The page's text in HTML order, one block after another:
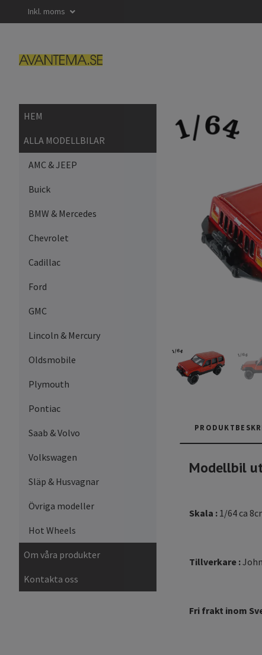
Inkl. moms
HEM
ALLA MODELLBILAR
AMC & JEEP
Buick
BMW & Mercedes
Chevrolet
Cadillac
Ford
GMC
Lincoln & Mercury
Oldsmobile
Plymouth
Pontiac
Saab & Volvo
Volkswagen
Släp & Husvagnar
Övriga modeller
Hot Wheels
Om våra produkter
Kontakta oss
Modellbil
Skala : 1/64 ca
Tillverkare :
Fri frakt inom